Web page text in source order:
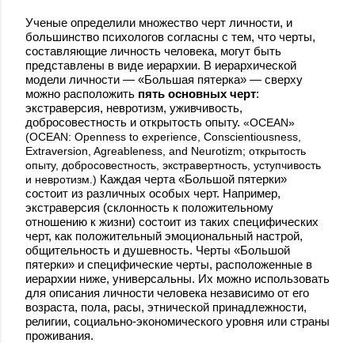
Ученые определили множество черт личности, и
большинство психологов согласны с тем, что черты,
составляющие личность человека, могут быть
представлены в виде иерархии. В иерархической
модели личности — «Большая пятерка» — сверху
можно расположить пять основных черт:
экстраверсия, невротизм, уживчивость,
добросовестность и открытость опыту. «OCEAN»
(OCEAN: Openness to experience, Conscientiousness,
Extraversion, Agreableness, and Neurotizm; открытость
опыту, добросовестность, экстравертность, уступчивость
и невротизм.) Каждая черта «Большой пятерки»
состоит из различных особых черт. Например,
экстраверсия (склонность к положительному
отношению к жизни) состоит из таких специфических
черт, как положительный эмоциональный настрой,
общительность и душевность. Черты «Большой
пятерки» и специфические черты, расположенные в
иерархии ниже, универсальны. Их можно использовать
для описания личности человека независимо от его
возраста, пола, расы, этнической принадлежности,
религии, социально-экономического уровня или страны
проживания.